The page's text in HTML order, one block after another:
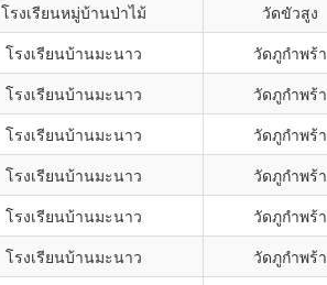
โรงเรียนหมู่บ้านป่าไม้ วัดขัวสูง
โรงเรียนบ้านมะนาว วัดภูกำพร้า
โรงเรียนบ้านมะนาว วัดภูกำพร้า
โรงเรียนบ้านมะนาว วัดภูกำพร้า
โรงเรียนบ้านมะนาว วัดภูกำพร้า
โรงเรียนบ้านมะนาว วัดภูกำพร้า
โรงเรียนบ้านมะนาว วัดภูกำพร้า